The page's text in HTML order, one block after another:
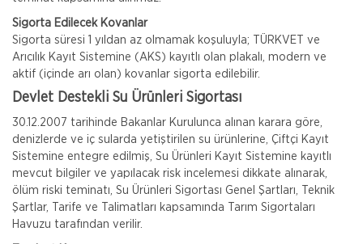
Sigorta Edilecek Kovanlar
Sigorta süresi 1 yıldan az olmamak koşuluyla; TÜRKVET ve
Arıcılık Kayıt Sistemine (AKS) kayıtlı olan plakalı, modern ve
aktif (içinde arı olan) kovanlar sigorta edilebilir.
Devlet Destekli Su Ürünleri Sigortası
30.12.2007 tarihinde Bakanlar Kurulunca alınan karara göre,
denizlerde ve iç sularda yetiştirilen su ürünlerine, Çiftçi Kayıt
Sistemine entegre edilmiş, Su Ürünleri Kayıt Sistemine kayıtlı
mevcut bilgiler ve yapılacak risk incelemesi dikkate alınarak,
ölüm riski teminatı, Su Ürünleri Sigortası Genel Şartları, Teknik
Şartlar, Tarife ve Talimatları kapsamında Tarım Sigortaları
Havuzu tarafından verilir.